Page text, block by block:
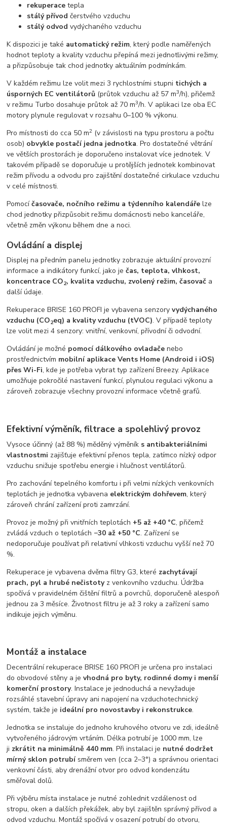
rekuperace tepla
stálý přívod čerstvého vzduchu
stálý odvod vydýchaného vzduchu
K dispozici je také automatický režim, který podle naměřených
hodnot teploty a kvality vzduchu přepíná mezi jednotlivými režimy,
a přizpůsobuje tak chod jednotky aktuálním podmínkám.
V každém režimu lze volit mezi 3 rychlostními stupni tichých a
úsporných EC ventilátorů (průtok vzduchu až 57 m3/h), přičemž
v režimu Turbo dosahuje průtok až 70 m3/h. V aplikaci lze oba EC
motory plynule regulovat v rozsahu 0–100 % výkonu.
Pro místnosti do cca 50 m2 (v závislosti na typu prostoru a počtu
osob) obvykle postačí jedna jednotka. Pro dostatečné větrání
ve větších prostorách je doporučeno instalovat více jednotek. V
takovém případě se doporučuje u protějších jednotek kombinovat
režim přívodu a odvodu pro zajištění dostatečné cirkulace vzduchu
v celé místnosti.
Pomocíčasovače, nočního režimu a týdenního kalendáře lze
chod jednotky přizpůsobit režimu domácnosti nebo kanceláře,
včetně změn výkonu během dne a noci.
Ovládání a displej
Displej na předním panelu jednotky zobrazuje aktuální provozní
informace a indikátory funkcí, jako ječas, teplota, vlhkost,
koncentrace CO2, kvalita vzduchu, zvolený režim, časovač a
další údaje.
Rekuperace BRISE 160 PROFI je vybavena senzoryvydýchaného
vzduchu (CO2eq) a kvality vzduchu (tVOC). V případě teploty
lze volit mezi 4 senzory: vnitřní, venkovní, přívodní či odvodní.
Ovládání je možné pomocí dálkového ovladače nebo
prostřednictvím mobilní aplikace Vents Home (Android i iOS)
přes Wi-Fi, kde je potřeba vybrat typ zařízení Breezy. Aplikace
umožňuje pokročilé nastavení funkcí, plynulou regulaci výkonu a
zároveň zobrazuje všechny provozní informace včetně grafů.
Efektivní výměník, filtrace a spolehlivý provoz
Vysoce účinný (až 88 %) měděný výměník s antibakteriálními
vlastnostmi zajišťuje efektivní přenos tepla, zatímco nízký odpor
vzduchu snižuje spotřebu energie i hlučnost ventilátorů.
Pro zachování tepelného komfortu i při velmi nízkých venkovních
teplotách je jednotka vybavena elektrickým dohřevem, který
zároveň chrání zařízení proti zamrzání.
Provoz je možný při vnitřních teplotách +5 až +40 °C, přičemž
zvládá vzduch o teplotách −30 až +50 °C. Zařízení se
nedoporučuje používat při relativní vlhkosti vzduchu vyšší než 70
%.
Rekuperace je vybavena dvěma filtry G3, které zachytávají
prach, pyl a hrubé nečistotyz venkovního vzduchu. Údržba
spočívá v pravidelném čištění filtrů a povrchů, doporučeně alespoň
jednou za 3 měsíce. Životnost filtru je až 3 roky a zařízení samo
indikuje jejich výměnu.
Montáž a instalace
Decentrální rekuperace BRISE 160 PROFI je určena pro instalaci
do obvodové stěny a jevhodná pro byty, rodinné domy i menší
komerční prostory. Instalace je jednoduchá a nevyžaduje
rozsáhlé stavební úpravy ani napojení na vzduchotechnický
systém, takže je ideální pro novostavby i rekonstrukce.
Jednotka se instaluje do jednoho kruhového otvoru ve zdi, ideálně
vytvořeného jádrovým vrtáním. Délka potrubí je 1000 mm, lze
ji zkrátit na minimálně 440 mm. Při instalaci je nutné dodržet
mírný sklon potrubísměrem ven (cca 2–3°) a správnou orientaci
venkovní části, aby drenážní otvor pro odvod kondenzátu
směřoval dolů.
Při výběru místa instalace je nutné zohlednit vzdálenost od
stropu, oken a dalších překážek, aby byl zajištěn správný přívod a
odvod vzduchu. Montáž spočívá v osazení potrubí do otvoru,